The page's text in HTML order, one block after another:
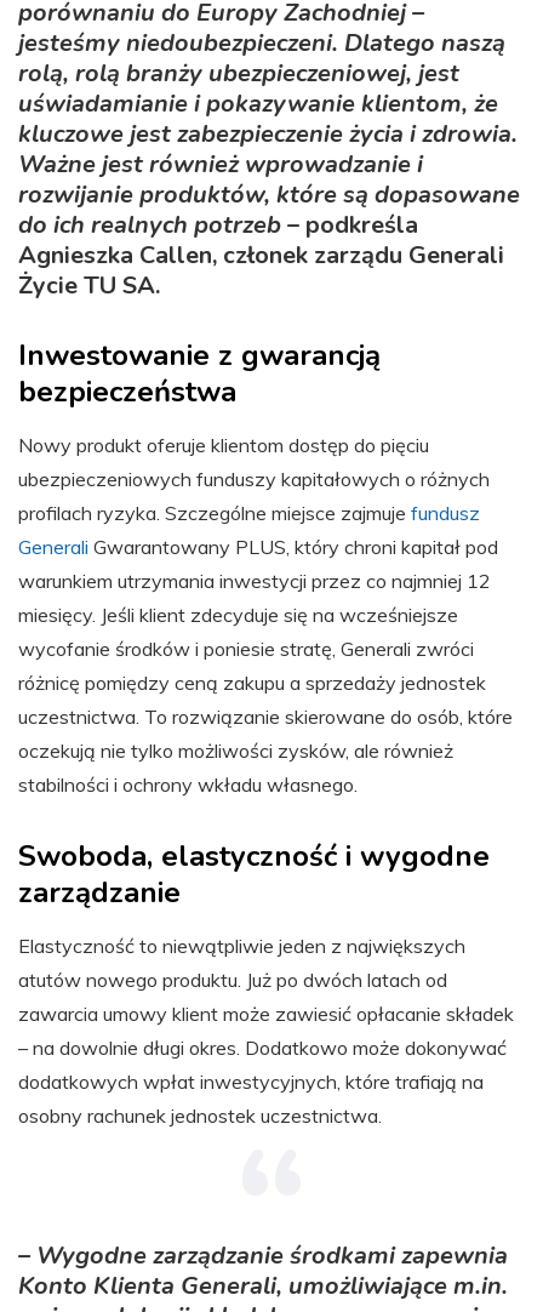
porównaniu do Europy Zachodniej –
jesteśmy niedoubezpieczeni. Dlatego naszą
rolą, rolą branży ubezpieczeniowej, jest
uświadamianie i pokazywanie klientom, że
kluczowe jest zabezpieczenie życia i zdrowia.
Ważne jest również wprowadzanie i
rozwijanie produktów, które są dopasowane
do ich realnych potrzeb– podkreśla
Agnieszka Callen, członek zarządu Generali
Życie TU SA.
Inwestowanie z gwarancją
bezpieczeństwa
Nowy produkt oferuje klientom dostęp do pięciu
ubezpieczeniowych funduszy kapitałowych o różnych
profilach ryzyka. Szczególne miejsce zajmuje fundusz
Generali Gwarantowany PLUS, który chroni kapitał pod
warunkiem utrzymania inwestycji przez co najmniej 12
miesięcy. Jeśli klient zdecyduje się na wcześniejsze
wycofanie środków i poniesie stratę, Generali zwróci
różnicę pomiędzy ceną zakupu a sprzedaży jednostek
uczestnictwa. To rozwiązanie skierowane do osób, które
oczekują nie tylko możliwości zysków, ale również
stabilności i ochrony wkładu własnego.
Swoboda, elastyczność i wygodne
zarządzanie
Elastyczność to niewątpliwie jeden z największych
atutów nowego produktu. Już po dwóch latach od
zawarcia umowy klient może zawiesić opłacanie składek
– na dowolnie długi okres. Dodatkowo może dokonywać
dodatkowych wpłat inwestycyjnych, które trafiają na
osobny rachunek jednostek uczestnictwa.
– Wygodne zarządzanie środkami zapewnia
Konto Klienta Generali, umożliwiające m.in.